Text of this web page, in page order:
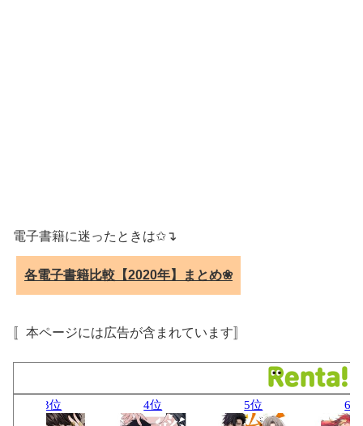
電子書籍に迷ったときは✩↴
各電子書籍比較【2020年】まとめ❀
〚本ページには広告が含まれています〛